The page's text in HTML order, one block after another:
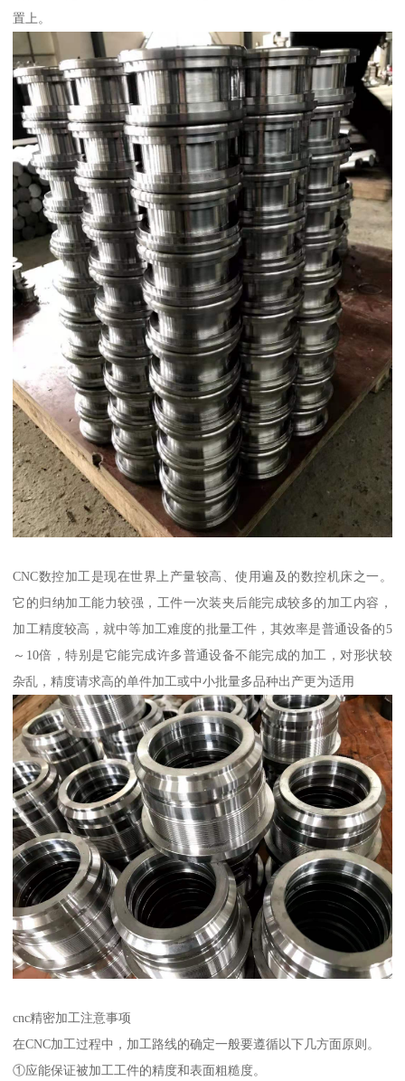
置上。
CNC数控加工是现在世界上产量较高、使用遍及的数控机床之一。
它的归纳加工能力较强，工件一次装夹后能完成较多的加工内容，
加工精度较高，就中等加工难度的批量工件，其效率是普通设备的5
～10倍，特别是它能完成许多普通设备不能完成的加工，对形状较
杂乱，精度请求高的单件加工或中小批量多品种出产更为适用
cnc精密加工注意事项
在CNC加工过程中，加工路线的确定一般要遵循以下几方面原则。
①应能保证被加工工件的精度和表面粗糙度。